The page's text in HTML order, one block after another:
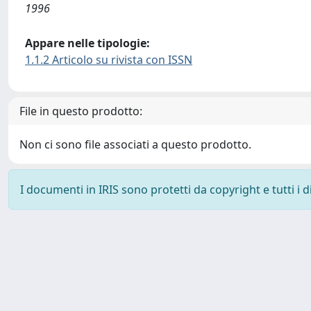
1996
Appare nelle tipologie:
1.1.2 Articolo su rivista con ISSN
File in questo prodotto:
Non ci sono file associati a questo prodotto.
I documenti in IRIS sono protetti da copyright e tutti i